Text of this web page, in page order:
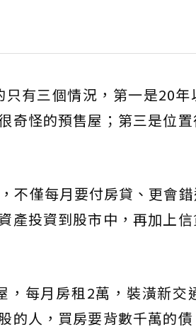
有三個情況，第一是20
奇怪的預售屋；第三是位
不僅每月要付房貸、更會
產投資到股市中，再加上
，每月房租2萬，裝潢新交
的人，買房要背數千萬的